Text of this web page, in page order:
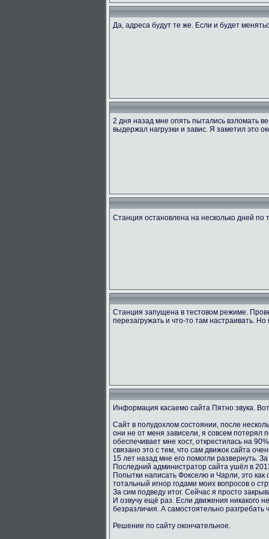
Да, адреса будут те же. Если и будет
2 дня назад мне опять пытались взломать
выдержал нагрузки и завис. Я заметил это
Станция остановлена на несколько дней по
Станция запущена в тестовом режиме.
перезагружать и что-то там настраивать.
Информация касаемо сайта Пятно звука.
Сайт в полудохлом состоянии, после
они не от меня зависели, я совсем потерял
обеспечивает мне хост, открестилась на
связано это с тем, что сам движок сайта
15 лет назад мне его помогли развернуть.
Последний администратор сайта ушёл в
Попытки написать Фокселю и Чарли, это как
тотальный игнор годами моих вопросов о
За сим подведу итог. Сейчас я просто
И озвучу ещё раз. Если движения никакого
безразличия. А самостоятельно
Решение по сайту окончательное.